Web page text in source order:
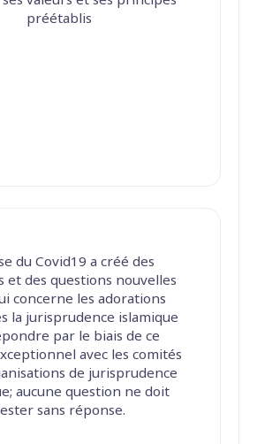
préétablis
du Covid19 a créé des
et des questions nouvelles
concerne les adorations
la jurisprudence islamique
par le biais de ce
avec les comités
de jurisprudence
aucune question ne doit
sans réponse.